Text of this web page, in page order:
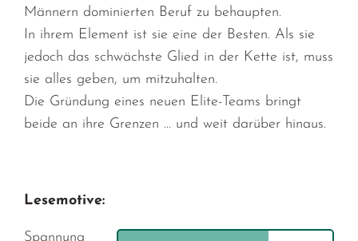
Männern dominierten Beruf zu behaupten.
In ihrem Element ist sie eine der Besten. Als sie
jedoch das schwächste Glied in der Kette ist, muss
sie alles geben, um mitzuhalten.
Die Gründung eines neuen Elite-Teams bringt
beide an ihre Grenzen … und weit darüber hinaus.
Lesemotive:
Spannung